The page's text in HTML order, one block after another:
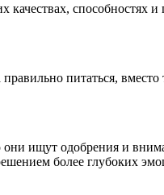
способностях
питаться,
ищут одобрения и
более глубоких